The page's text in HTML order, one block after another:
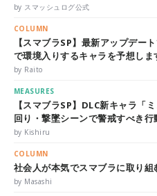
by スマッシュログ公式
COLUMN
【スマブラSP】最新アップデー
で環境入りするキャラを予想しま
by Raito
MEASURES
【スマブラSP】DLC新キャラ「
回り・撃墜シーンで警戒すべき行
by Kishiru
COLUMN
社会人が本気でスマブラに取り
by Masashi